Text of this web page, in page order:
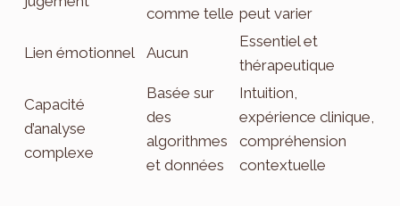
comme telle peut varier
Lien émotionnel Aucun
Essentiel et
thérapeutique
Capacité
d’analyse
complexe
Basée sur
des
algorithmes
et données
Intuition,
expérience clinique,
compréhension
contextuelle